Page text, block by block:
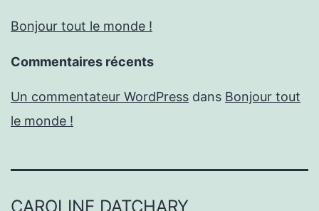
Bonjour tout le monde !
Commentaires récents
Un commentateur WordPress dans Bonjour tout
le monde !
CAROLINE DATCHARY